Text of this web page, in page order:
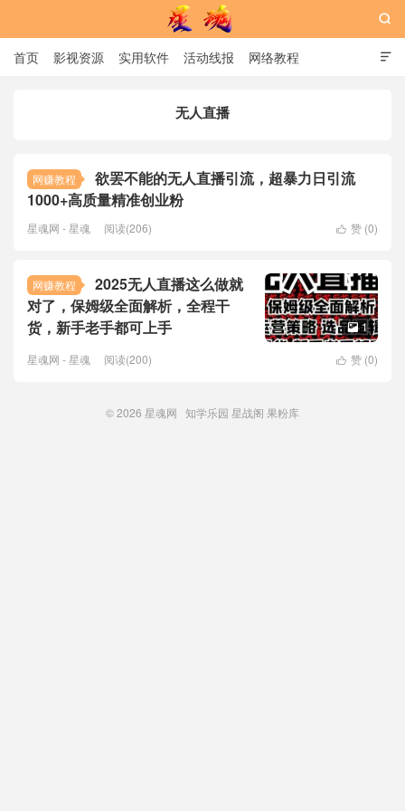

首页 影视资源 实用软件 活动线报 网络教程

无人直播
网赚教程
欲罢不能的无人直播引流，超暴力日引流
1000+高质量精准创业粉
 赞 (0)
星魂网 - 星魂 阅读(206)
网赚教程
2025无人直播这么做就
对了，保姆级全面解析，全程干
货，新手老手都可上手
 1
 赞 (0)
星魂网 - 星魂 阅读(200)
© 2026 星魂网 知学乐园 星战阁 果粉库